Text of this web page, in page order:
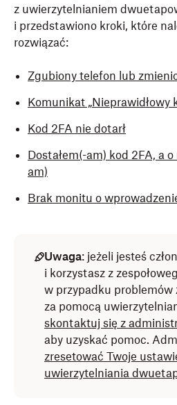
z uwierzytelnianiem
i przedstawiono kroki, które
rozwiązać:
Zgubiony telefon lub
Komunikat „Nieprawidłowy
Kod 2FA nie dotarł
Dostałem(-am) kod 2FA, a
am)
Brak monitu o
Uwaga: jeżeli jesteś
i korzystasz z
w przypadku problemów
za pomocą
skontaktuj się z
aby uzyskać pomoc.
zresetować Twoje
uwierzytelniania